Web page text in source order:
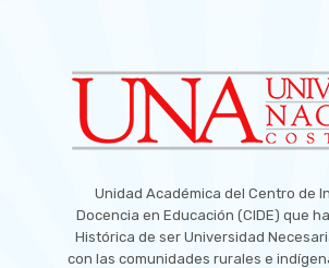
Unidad Académica del Centro de
Docencia en Educación (CIDE) que
Histórica de ser Universidad
con las comunidades rurales e